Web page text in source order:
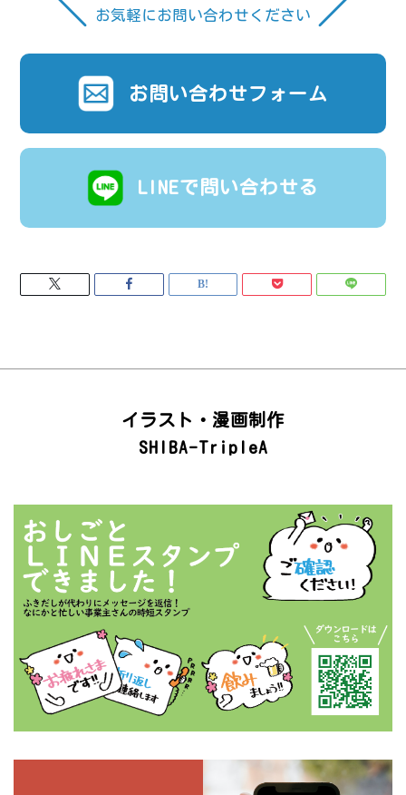
お気軽にお問い合わせください
お問い合わせフォーム
LINEで問い合わせる
イラスト・漫画制作
SHIBA-TripleA